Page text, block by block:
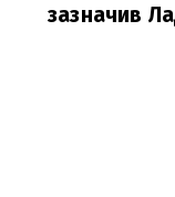
зазначив